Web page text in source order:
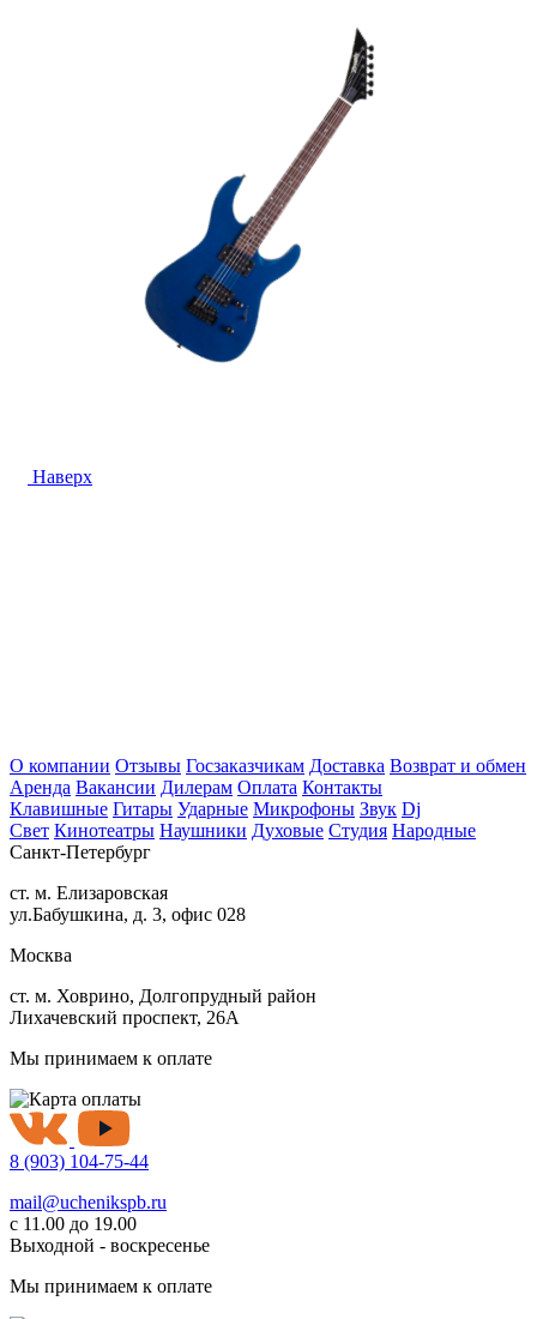
Наверх
О компании Отзывы Госзаказчикам Доставка Возврат и обмен
Аренда Вакансии Дилерам Оплата Контакты
Клавишные Гитары Ударные Микрофоны Звук Dj
Свет Кинотеатры Наушники Духовые Студия Народные
Санкт-Петербург
ст. м. Елизаровская
ул.Бабушкина, д. 3, офис 028
Москва
ст. м. Ховрино, Долгопрудный район
Лихачевский проспект, 26А
Мы принимаем к оплате
8 (903) 104-75-44
mail@uchenikspb.ru
с 11.00 до 19.00
Выходной - воскресенье
Мы принимаем к оплате